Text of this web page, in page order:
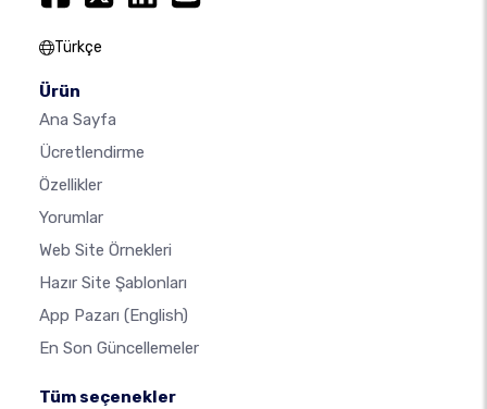
Türkçe
Ürün
Ana Sayfa
Ücretlendirme
Özellikler
Yorumlar
Web Site Örnekleri
Hazır Site Şablonları
App Pazarı (English)
En Son Güncellemeler
Tüm seçenekler